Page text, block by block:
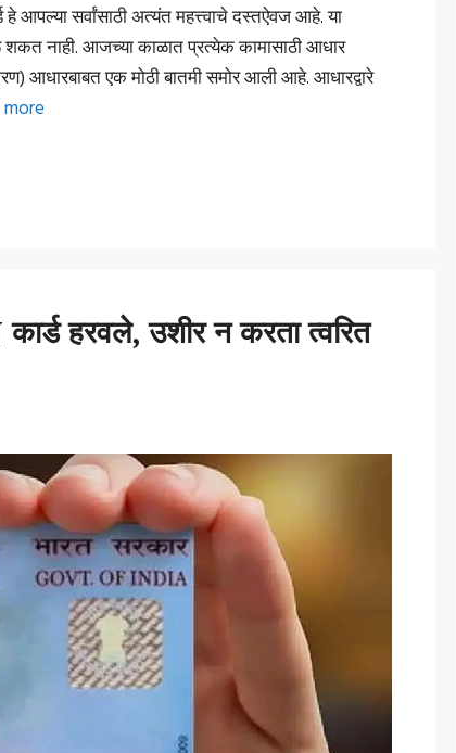
सर्वांसाठी अत्यंत महत्त्वाचे दस्तऐवज आहे. या
नाही. आजच्या काळात प्रत्येक कामासाठी आधार
आधारबाबत एक मोठी बातमी समोर आली आहे. आधारद्वारे
हरवले, उशीर न करता त्वरित